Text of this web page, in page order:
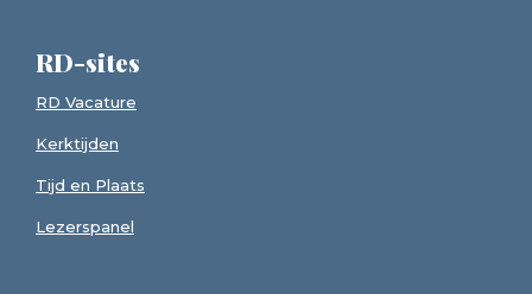
RD-sites
RD Vacature
Kerktijden
Tijd en Plaats
Lezerspanel